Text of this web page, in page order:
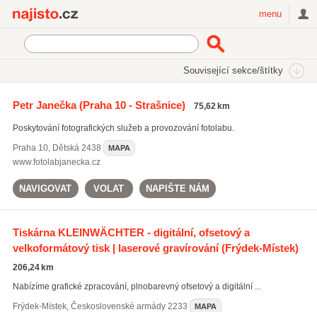
menu
Související sekce/štítky
fotografické služby (1411)
retuše fotografií(283)
Petr Janečka(Praha 10 - Strašnice) 75,62 km
Poskytování fotografických služeb a provozování fotolabu.
Praha 10, Dětská 2438 MAPA
www.fotolabjanecka.cz
NAVIGOVAT VOLAT NAPIŠTE NÁM
Tiskárna KLEINWÄCHTER - digitální, ofsetový a
velkoformátový tisk | laserové gravírování(Frýdek-Místek)
206,24 km
Nabízíme grafické zpracování, plnobarevný ofsetový a digitální ...
Frýdek-Místek, Československé armády 2233 MAPA